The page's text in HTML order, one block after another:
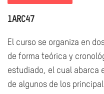
1ARC47
El curso se organiza en
de forma teórica y
estudiado, el cual abarca
de algunos de los